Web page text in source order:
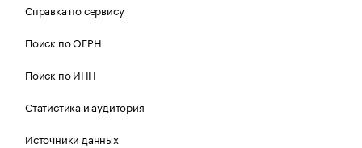
Справка по сервису
Поиск по ОГРН
Поиск по ИНН
Статистика и аудитория
Источники данных